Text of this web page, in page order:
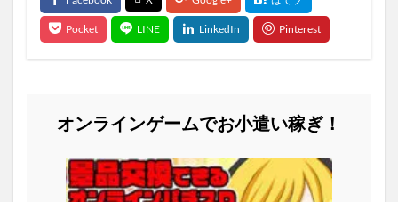
オンラインゲームでお小遣い稼ぎ！